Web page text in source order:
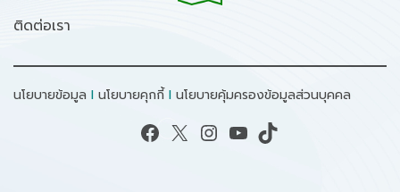
ติดต่อเรา
นโยบายข้อมูล I นโยบายคุกกี้ I นโยบายคุ้มครองข้อมูลส่วนบุคคล
Facebook X Instagram YouTube TikTok